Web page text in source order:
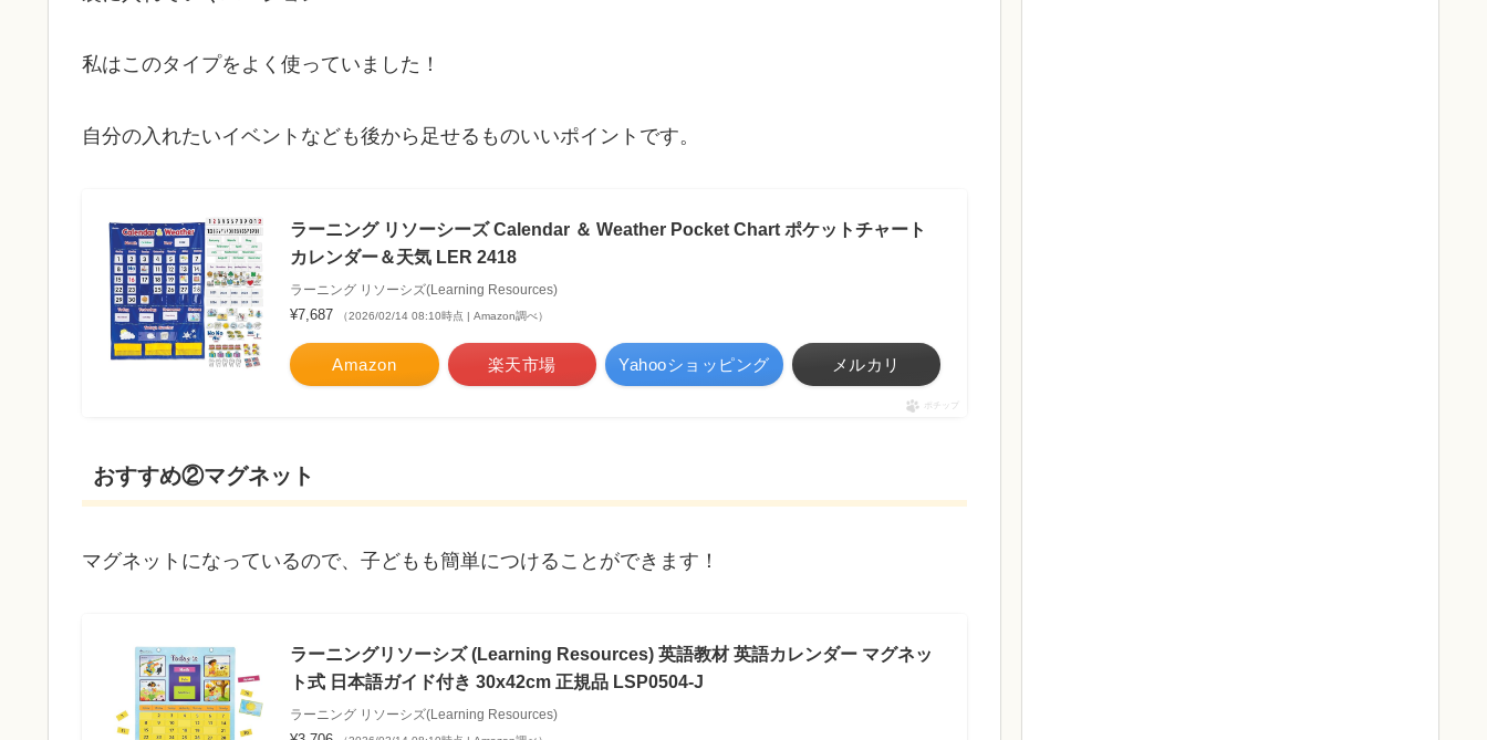
私はこのタイプをよく使っていました！
自分の入れたいイベントなども後から足せるものいいポイントです。
ラーニング リソーシーズ Calendar ＆ Weather Pocket Chart ポケットチャート
カレンダー＆天気 LER 2418
ラーニング リソーシズ(Learning Resources)
¥7,687 （2026/02/14 08:10時点 | Amazon調べ）
Amazon 楽天市場 Yahooショッピング メルカリ
ポチップ
おすすめ②マグネット
マグネットになっているので、子どもも簡単につけることができます！
ラーニングリソーシズ (Learning Resources) 英語教材 英語カレンダー マグネッ
ト式 日本語ガイド付き 30x42cm 正規品 LSP0504-J
ラーニング リソーシズ(Learning Resources)